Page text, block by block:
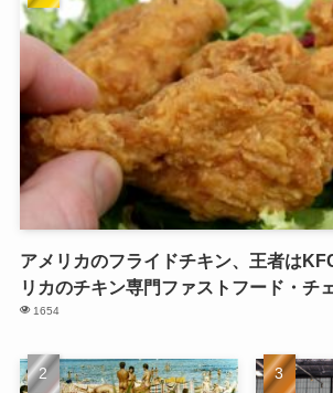
アメリカのフライドチキン、王者は
リカのチキン専門ファストフード・チ
1654